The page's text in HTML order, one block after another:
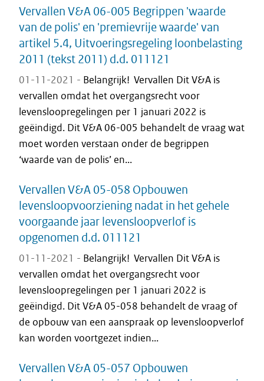
Vervallen V&A 06-005 Begrippen 'waarde
van de polis' en 'premievrije waarde' van
artikel 5.4, Uitvoeringsregeling loonbelasting
2011 (tekst 2011) d.d. 011121
01-11-2021 - Belangrijk! Vervallen Dit V&A is
vervallen omdat het overgangsrecht voor
levensloopregelingen per 1 januari 2022 is
geëindigd. Dit V&A 06-005 behandelt de vraag wat
moet worden verstaan onder de begrippen
‘waarde van de polis’ en...
Vervallen V&A 05-058 Opbouwen
levensloopvoorziening nadat in het gehele
voorgaande jaar levensloopverlof is
opgenomen d.d. 011121
01-11-2021 - Belangrijk! Vervallen Dit V&A is
vervallen omdat het overgangsrecht voor
levensloopregelingen per 1 januari 2022 is
geëindigd. Dit V&A 05-058 behandelt de vraag of
de opbouw van een aanspraak op levensloopverlof
kan worden voortgezet indien...
Vervallen V&A 05-057 Opbouwen